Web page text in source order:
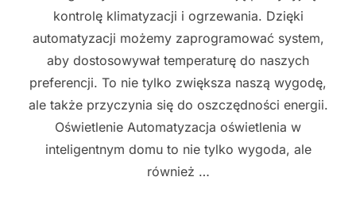
kontrolę klimatyzacji i ogrzewania. Dzięki
automatyzacji możemy zaprogramować system,
aby dostosowywał temperaturę do naszych
preferencji. To nie tylko zwiększa naszą wygodę,
ale także przyczynia się do oszczędności energii.
Oświetlenie Automatyzacja oświetlenia w
inteligentnym domu to nie tylko wygoda, ale
również …